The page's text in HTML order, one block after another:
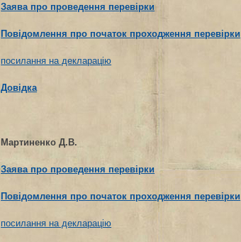
Заява про проведення перевірки
Повідомлення про початок проходження перевірки
посилання на декларацію
Довідка
Мартиненко Д.В.
Заява про проведення перевірки
Повідомлення про початок проходження перевірки
посилання на декларацію